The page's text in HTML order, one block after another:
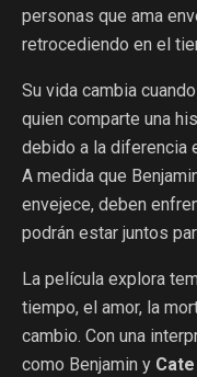
personas que ama
retrocediendo en el
Su vida cambia
quien comparte una
debido a la diferencia
A medida que
envejece, deben
podrán estar juntos
La película explora
tiempo, el amor, la
cambio. Con una
como Benjamin y